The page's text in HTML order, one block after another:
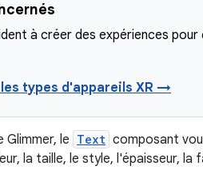
à créer des expériences
types d'appareils XR →
Glimmer, le Text composant
la taille, le style, l'épaisseur,